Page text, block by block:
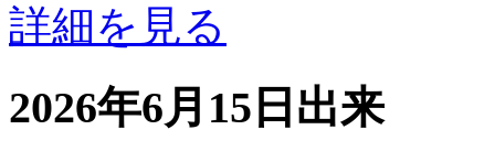
詳細を見る
2026年6月15日出来